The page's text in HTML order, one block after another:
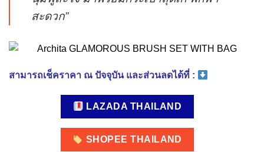
สะดวก”
สามารถเช็คราคา ณ ปัจจุบัน และส่วนลดได้ที่ :
LAZADA THAILAND
SHOPEE THAILAND